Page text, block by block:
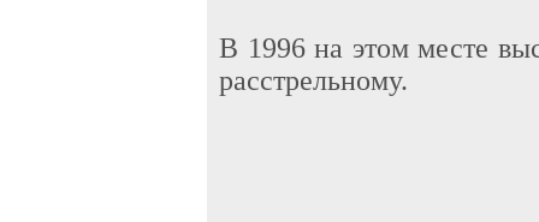
В 1996 на этом месте
расстрельному.